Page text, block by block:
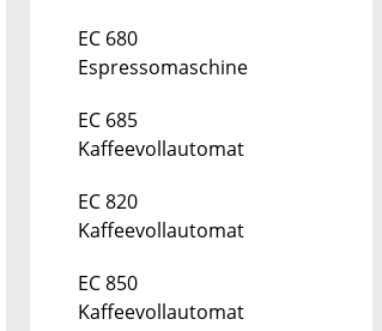
EC 680
Espressomaschine
EC 685
Kaffeevollautomat
EC 820
Kaffeevollautomat
EC 850
Kaffeevollautomat